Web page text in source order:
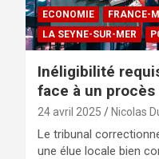
ECONOMIE FRANCE-
LA SEYNE-SUR-MER
Inéligibilité
face à un
24 avril 2025 Nicolas
Le tribunal
une élue locale bien